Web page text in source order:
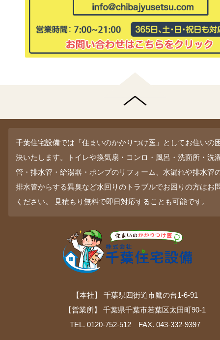
千葉住宅設備では「住まいのかかりつけ医」としてお住いの
決いたします。トイレや換気扇・コンロ・風呂・洗面所・洗
管・排水管・給湯器・ポンプのリフォーム、水漏れや排水管
排水管からする異臭など水回りのトラブルでお困りの方はお
ください。 見積もり無料で即日対応することも可能です。
【本社】 千葉県四街道市鷹の台1-6-91
【営業所】 千葉県千葉市若葉区太田町90-1
TEL. 0120-752-512 FAX. 043-332-9397